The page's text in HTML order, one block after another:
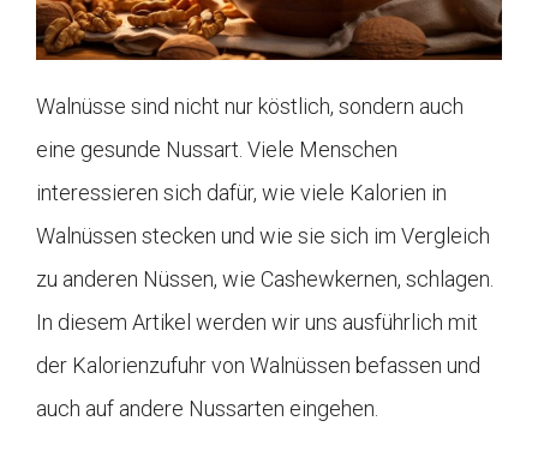
Walnüsse sind nicht nur köstlich, sondern auch
eine gesunde Nussart. Viele Menschen
interessieren sich dafür, wie viele Kalorien in
Walnüssen stecken und wie sie sich im Vergleich
zu anderen Nüssen, wie Cashewkernen, schlagen.
In diesem Artikel werden wir uns ausführlich mit
der Kalorienzufuhr von Walnüssen befassen und
auch auf andere Nussarten eingehen.